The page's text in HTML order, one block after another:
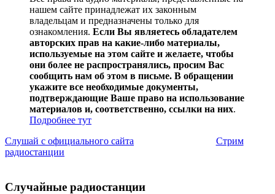
нашем сайте принадлежат их законным
владельцам и предназначены только для
ознакомления. Если Вы являетесь обладателем
авторских прав на какие-либо материалы,
используемые на этом сайте и желаете, чтобы
они более не распространялись, просим Вас
сообщить нам об этом в письме. В обращении
укажите все необходимые документы,
подтверждающие Ваше право на использование
материалов и, соответственно, ссылки на них.
Подробнее тут
Слушай с официального сайта
Стрим
радиостанции
Случайные радиостанции